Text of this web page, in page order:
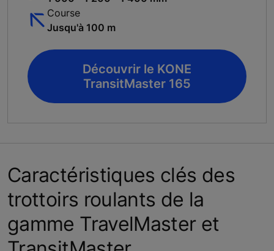
Course
Jusqu'à 100 m
Découvrir le KONE
TransitMaster 165
Caractéristiques clés des
trottoirs roulants de la
gamme TravelMaster et